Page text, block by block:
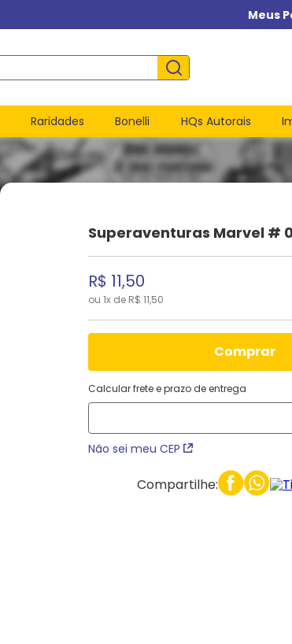
Meus
Raridades Bonelli HQs Autorais
Superaventuras Marvel #
R$ 11,50
ou 1x de R$ 11,50
comprar
Calcular frete e prazo de entrega
Não sei meu CEP
Compartilhe: